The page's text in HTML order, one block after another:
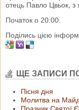
отець Павло Цвьок, з
Початок о 20:00.
Поділись цією
ЩЕ ЗАПИСИ ПО
Пісня дня
Молитва на
Празник Святої